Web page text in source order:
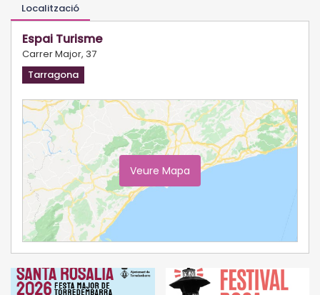
Localització
Espai Turisme
Carrer Major, 37
Tarragona
Veure Mapa